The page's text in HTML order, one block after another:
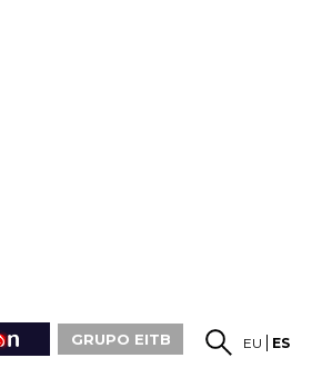
GRUPO EITB EU ES